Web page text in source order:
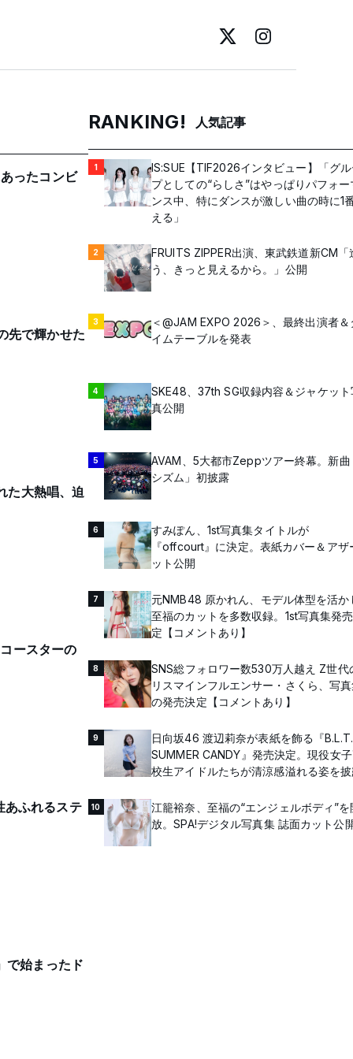
ったコンビ
先で輝かせた
た大熱唱、迫
ースターの
あふれるステ
で始まったド
RANKING! 人気記事
1
IS:SUE【TIF2026インタビュー】「グ
プとしての“らしさ”はやっぱりパフォー
ンス中、特にダンスが激しい曲の時に1
える」
2
FRUITS ZIPPER出演、東武鉄道新CM「
う、きっと見えるから。」公開
3
＜@JAM EXPO 2026＞、最終出演者＆
イムテーブルを発表
4
SKE48、37th SG収録内容＆ジャケット
真公開
5
AVAM、5大都市Zeppツアー終幕。新曲
シズム」初披露
6
すみぽん、1st写真集タイトルが
『offcourt』に決定。表紙カバー＆アザ
ット公開
7
元NMB48 原かれん、モデル体型を活か
至福のカットを多数収録。1st写真集発
定【コメントあり】
8
SNS総フォロワー数530万人越え Z世代
リスマインフルエンサー・さくら、写
の発売決定【コメントあり】
9
日向坂46 渡辺莉奈が表紙を飾る『B.L.T.
SUMMER CANDY』発売決定。現役女
校生アイドルたちが清涼感溢れる姿を
10
江籠裕奈、至福の“エンジェルボディ”を
放。SPA!デジタル写真集 誌面カット公